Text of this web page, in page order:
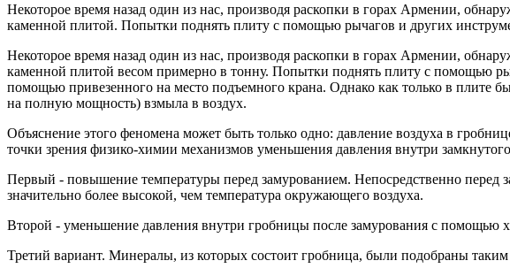
Некоторое время назад один из нас, производя раскопки в горах Армении,
каменной плитой. Попытки поднять плиту с помощью рычагов и других
Некоторое время назад один из нас, производя раскопки в горах Армении,
каменной плитой весом примерно в тонну. Попытки поднять плиту с помощью
помощью привезенного на место подъемного крана. Однако как только в плите
на полную мощность) взмыла в воздух.
Объяснение этого феномена может быть только одно: давление воздуха в
точки зрения физико-химии механизмов уменьшения давления внутри
Первый - повышение температуры перед замурованием. Непосредственно перед
значительно более высокой, чем температура окружающего воздуха.
Второй - уменьшение давления внутри гробницы после замурования с помощью
Третий вариант. Минералы, из которых состоит гробница, были подобраны